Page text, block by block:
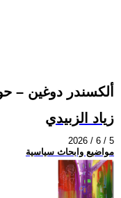
ألكسندر دوغين –
زياد الزبيدي
2026 / 6 / 5
مواضيع وابحاث سياسية